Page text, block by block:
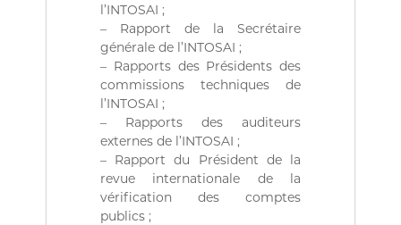
R
p
b
q
u
e
l’INTOSAI ;
– Rapport de la Secrétaire
générale de l’INTOSAI ;
– Rapports des Présidents des
commissions techniques de
l’INTOSAI ;
– Rapports des auditeurs
externes de l’INTOSAI ;
– Rapport du Président de la
revue internationale de la
vérification des comptes
publics ;